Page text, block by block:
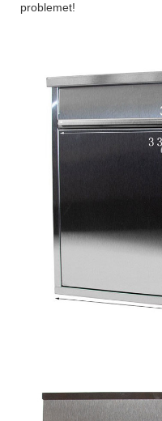
problemet!